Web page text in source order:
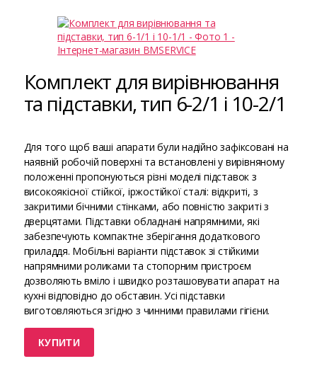
Комплект для вирівнювання
та підставки, тип 6-2/1 і 10-2/1
Для того щоб ваші апарати були надійно зафіксовані на
наявній робочій поверхні та встановлені у вирівняному
положенні пропонуються різні моделі підставок з
високоякісної стійкої, іржостійкої сталі: відкриті, з
закритими бічними стінками, або повністю закриті з
дверцятами. Підставки обладнані напрямними, які
забезпечують компактне зберігання додаткового
приладдя. Мобільні варіанти підставок зі стійкими
напрямними роликами та стопорним пристроєм
дозволяють вміло і швидко розташовувати апарат на
кухні відповідно до обставин. Усі підставки
виготовляються згідно з чинними правилами гігієни.
КУПИТИ